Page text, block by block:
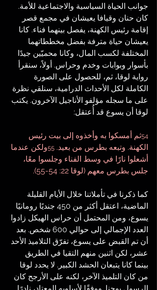
جوانب الحياة السياسية والاجتماعية للأمة.
كان حنان وقيافا يعيشان في مجمع قصر
إقامة رئيس الكهنة، يفصل بينهما فناء. كانا
يعيشان حياة مترفة بفضل مخططاتهما
المختلفة لكسب المال، وكانا محميّين جيدًا
بأسوار وبوابات وخدم وحراس. أولاً، سنقرأ
رواية لوقا، ثم، للحصول على الصورة
الكاملة لكل الأحداث الدرامية، سنلقي نظرة
على ما سجله مؤلفو الأناجيل الآخرون. يكتب
لوقا أن يسوع قد أُعتقل:
54ثم أمسكوا به وأخذوه إلى بيت رئيس
الكهنة. وتبعه بطرس من بعيد. 55ولكن عندما
أشعلوا نارًا في وسط الفناء وجلسوا معًا،
جلس بطرس معهم (لوقا 22: 54-55).
كما ذكرنا في تأملاتنا خلال الأيام القليلة
الماضية، اعتقل أكثر من 450 جنديًا رومانيًا
يسوع، ومن المحتمل أن حراس الهيكل زادوا
العدد الإجمالي إلى حوالي 600 شخص. بعد
أن تم القبض على يسوع، تفرّق التلاميذ الأحد
عشر، لكن اثنين منهم التقيا في الطريق
بينما كانا يتبعان الحشد الكبير. لا يحدد لوقا
من كان التلميذ الآخر، لكنه على الأرجح كان